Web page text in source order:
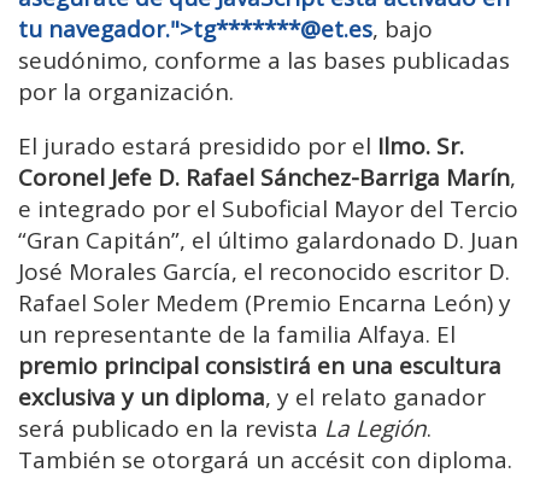
tu navegador.">tg*******@et.es, bajo
seudónimo, conforme a las bases publicadas
por la organización.
El jurado estará presidido por el Ilmo. Sr.
Coronel Jefe D. Rafael Sánchez-Barriga Marín,
e integrado por el Suboficial Mayor del Tercio
“Gran Capitán”, el último galardonado D. Juan
José Morales García, el reconocido escritor D.
Rafael Soler Medem (Premio Encarna León) y
un representante de la familia Alfaya. El
premio principal consistirá en una escultura
exclusiva y un diploma, y el relato ganador
será publicado en la revista La Legión.
También se otorgará un accésit con diploma.